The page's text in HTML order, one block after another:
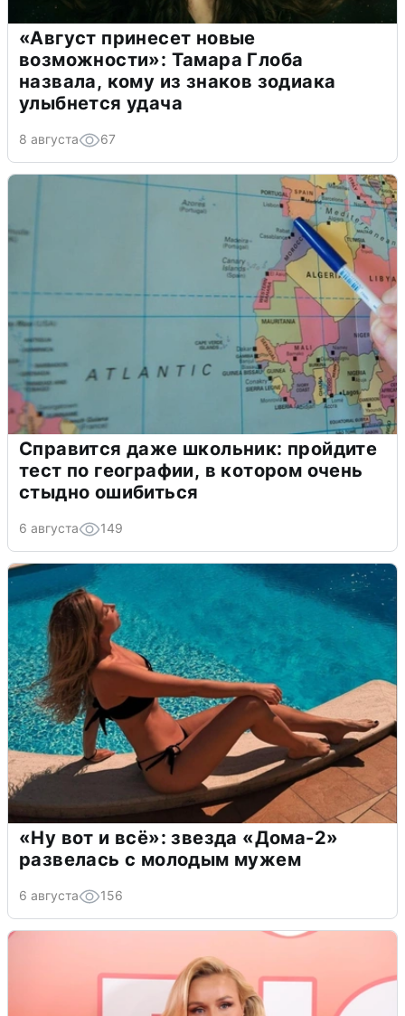
«Август принесет новые
возможности»: Тамара Глоба
назвала, кому из знаков зодиака
улыбнется удача
8 августа 67
Справится даже школьник: пройдите
тест по географии, в котором очень
стыдно ошибиться
6 августа 149
«Ну вот и всё»: звезда «Дома-2»
развелась с молодым мужем
6 августа 156